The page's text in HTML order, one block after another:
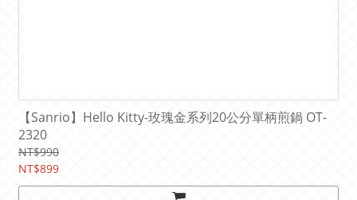
【Sanrio】Hello Kitty-玫瑰金系列20公分單柄煎鍋 OT-
2320
NT$990
NT$899